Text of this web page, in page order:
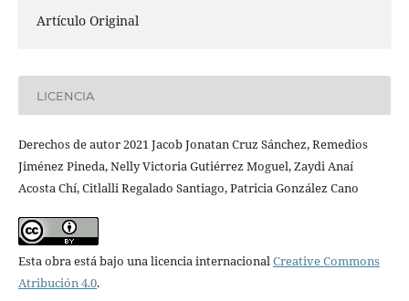
Artículo Original
LICENCIA
Derechos de autor 2021 Jacob Jonatan Cruz Sánchez, Remedios
Jiménez Pineda, Nelly Victoria Gutiérrez Moguel, Zaydi Anaí
Acosta Chí, Citlalli Regalado Santiago, Patricia González Cano
Esta obra está bajo una licencia internacionalCreative Commons
Atribución 4.0.